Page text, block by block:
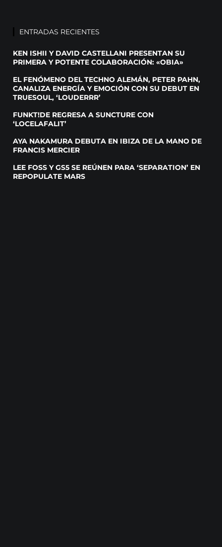
ENTRADAS RECIENTES
KEN ISHII Y DAVID CASTELLANI PRESENTAN SU
PRIMERA Y POTENTE COLABORACIÓN: «OBIA»
EL FENÓMENO DEL TECHNO ALEMÁN, PETER PAHN,
CANALIZA ENERGÍA Y EMOCIÓN CON SU DEBUT EN
TRUESOUL, ‘LOUDERRR’
FUNKT!DE REGRESA A SUNCTURE CON
‘LOCELAFALIT’
AYA NAKAMURA DEBUTA EN IBIZA DE LA MANO DE
FRANCIS MERCIER
LEE FOSS Y GS5 SE REÚNEN PARA ‘SEPARATION’ EN
REPOPULATE MARS